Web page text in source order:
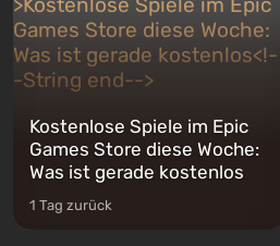
jederzeit...
Kostenlose Spiele im Epic
Games Store diese Woche:
Was ist gerade kostenlos
1 Tag zurück